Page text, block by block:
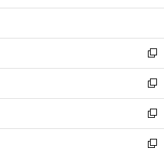
開
ウ
開
く
ン
ウ
で
開
く
ウ
ン
ド
ウ
で
開
く
新
し
い
ウ
ィ
ン
ド
新
し
い
ウ
ィ
新
し
い
新